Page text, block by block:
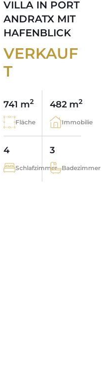
VILLA IN PORT
ANDRATX MIT
HAFENBLICK
VERKAUF
T
741 m2
Fläche
482 m2
Immobilie
4
Schlafzimmer
3
Badezimmer